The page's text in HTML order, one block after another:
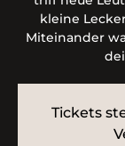
kleine
Miteinander
Tickets